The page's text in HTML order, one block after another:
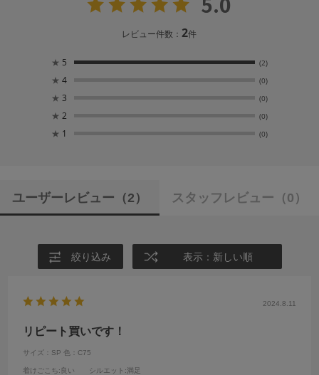
レビュー件数：2件
★ 5 (2)
★ 4 (0)
★ 3 (0)
★ 2 (0)
★ 1 (0)
ユーザーレビュー （2） スタッフレビュー （0）
絞り込み 表示：新しい順
2024.8.11
リピート買いです！
サイズ：SP 色：C75
着けごこち:良い シルエット :満足